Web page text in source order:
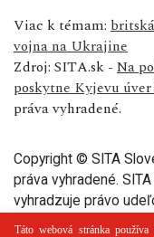
Viac k témam:
vojna na Ukrajine
Zdroj: SITA.sk - Na
poskytne Kyjevu
práva vyhradené.
Copyright © SITA
práva vyhradené.
vyhradzuje právo